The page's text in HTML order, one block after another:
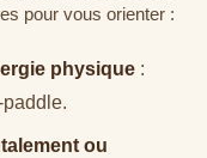
pour vous orienter :
physique :
ou